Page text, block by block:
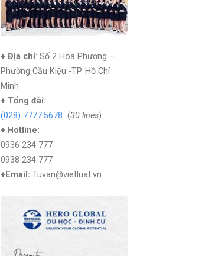
+ Địa chỉ: Số 2 Hoa Phượng –
Phường Cầu Kiệu -TP. Hồ Chí
Minh
+ Tổng đài:
(028) 7777.5678 (30 lines)
+ Hotline:
0936 234 777
0938 234 777
+Email: Tuvan@vietluat.vn